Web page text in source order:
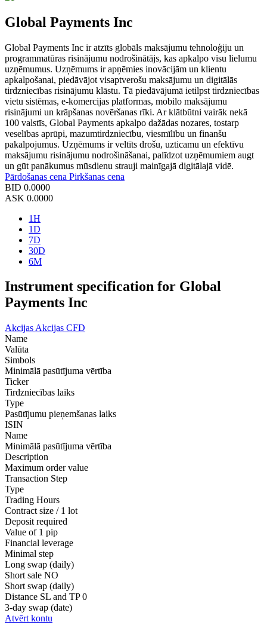
Global Payments Inc
Global Payments Inc ir atzīts globāls maksājumu tehnoloģiju un
programmatūras risinājumu nodrošinātājs, kas apkalpo visu lielumu
uzņēmumus. Uzņēmums ir apņēmies inovācijām un klientu
apkalpošanai, piedāvājot visaptverošu maksājumu un digitālās
tirdzniecības risinājumu klāstu. Tā piedāvājumā ietilpst tirdzniecības
vietu sistēmas, e-komercijas platformas, mobilo maksājumu
risinājumi un krāpšanas novēršanas rīki. Ar klātbūtni vairāk nekā
100 valstīs, Global Payments apkalpo dažādas nozares, tostarp
veselības aprūpi, mazumtirdzniecību, viesmīlību un finanšu
pakalpojumus. Uzņēmums ir veltīts drošu, uzticamu un efektīvu
maksājumu risinājumu nodrošināšanai, palīdzot uzņēmumiem augt
un gūt panākumus mūsdienu strauji mainīgajā digitālajā vidē.
Pārdošanas cena Pirkšanas cena
BID 0.0000
ASK 0.0000
1H
1D
7D
30D
6M
Instrument specification for Global
Payments Inc
Akcijas Akcijas CFD
Name
Valūta
Simbols
Minimālā pasūtījuma vērtība
Ticker
Tirdzniecības laiks
Type
Pasūtījumu pieņemšanas laiks
ISIN
Name
Minimālā pasūtījuma vērtība
Description
Maximum order value
Transaction Step
Type
Trading Hours
Contract size / 1 lot
Deposit required
Value of 1 pip
Financial leverage
Minimal step
Long swap (daily)
Short sale NO
Short swap (daily)
Distance SL and TP 0
3-day swap (date)
Atvērt kontu